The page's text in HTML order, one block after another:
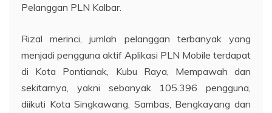
Pelanggan PLN Kalbar.
Rizal merinci, jumlah pelanggan terbanyak yang
menjadi pengguna aktif Aplikasi PLN Mobile terdapat
di Kota Pontianak, Kubu Raya, Mempawah dan
sekitarnya, yakni sebanyak 105.396 pengguna,
diikuti Kota Singkawang, Sambas, Bengkayang dan